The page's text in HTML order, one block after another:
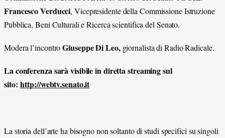
Francesco Verducci, Vicepresidente della Commissione Istruzione
Pubblica, Beni Culturali e Ricerca scientifica del Senato.
Modera l’incontroGiuseppe Di Leo,giornalista di Radio Radicale.
La conferenza sarà visibile in diretta streaming sul
sito:http://webtv.senato.it
La storia dell’arte ha bisogno non soltanto di studi specifici su singoli